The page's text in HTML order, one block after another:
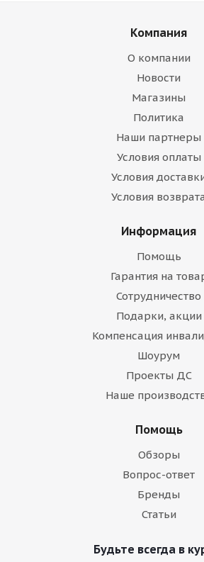
Компания
О компании
Новости
Магазины
Политика
Наши партнеры
Условия оплаты
Условия
Условия
Информация
Помощь
Гарантия на
Сотрудничество
Подарки, акции
Компенсация
Шоурум
Проекты ДС
Наше
Помощь
Обзоры
Вопрос-ответ
Бренды
Статьи
Будьте всегда в